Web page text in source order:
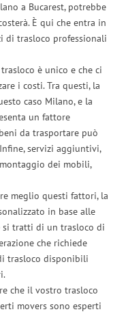
a Bucarest, potrebbe
È qui che entra in
di trasloco professionali
è unico e che ci
i costi. Tra questi, la
caso Milano, e la
un fattore
da trasportare può
servizi aggiuntivi,
dei mobili,
meglio questi fattori, la
in base alle
si tratti di un trasloco di
che richiede
trasloco disponibili
che il vostro trasloco
movers sono esperti